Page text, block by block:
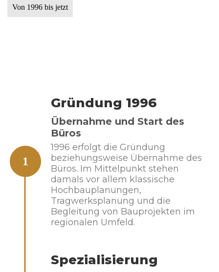
Von 1996 bis jetzt
1
Gründung 1996
Übernahme und Start des
Büros
1996 erfolgt die Gründung
beziehungsweise Übernahme des
Büros. Im Mittelpunkt stehen
damals vor allem klassische
Hochbauplanungen,
Tragwerksplanung und die
Begleitung von Bauprojekten im
regionalen Umfeld.
Spezialisierung